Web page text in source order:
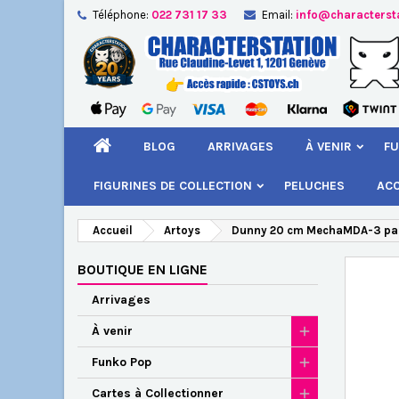
Téléphone: 022 731 17 33 Email:
BLOG ARRIVAGES À VENIR
FIGURINES DE COLLECTION PELUCHES
Accueil Artoys Dunny 20 cm MechaMDA-3
BOUTIQUE EN LIGNE
Arrivages
À venir
Funko Pop
Cartes à Collectionner